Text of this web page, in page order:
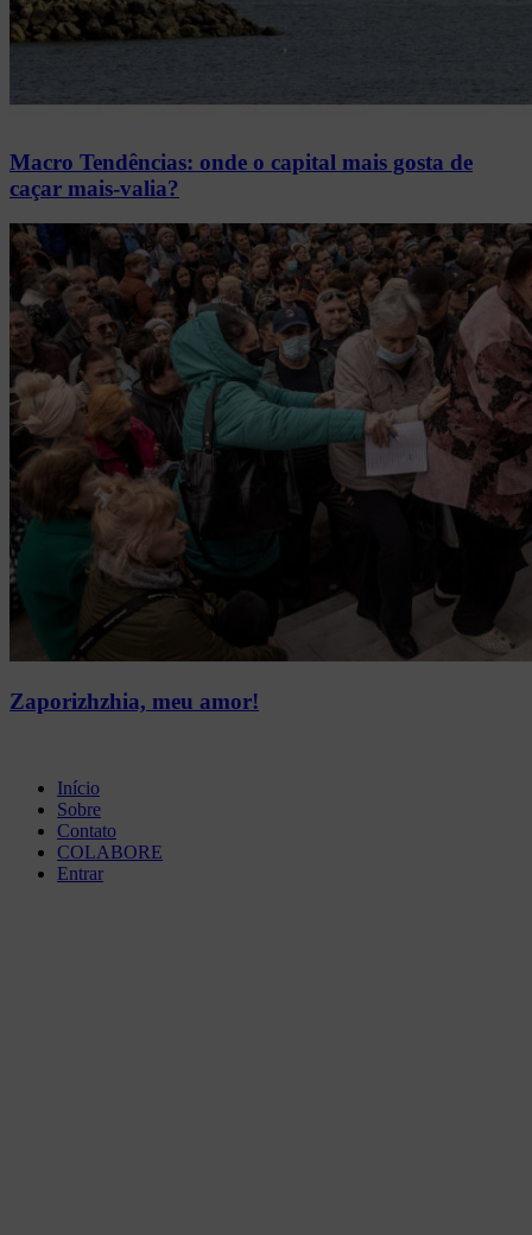
Macro Tendências: onde o capital mais gosta de
caçar mais-valia?
Zaporizhzhia, meu amor!
Início
Sobre
Contato
COLABORE
Entrar